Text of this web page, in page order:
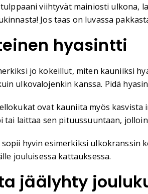
viihtyvät mainiosti ulkona,
Jos taas on luvassa
hyasintti
jo kokeillut, miten kauniiksi
ulkovalojenkin kanssa. Pidä
ovat kauniita myös
tai laittaa sen pituussuuntaan,
hyvin esimerkiksi ulkokranssin
jouluisessa kattauksessa.
jäälyhty